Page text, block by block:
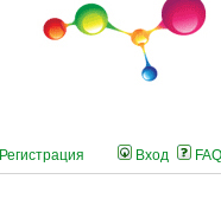
Регистрация Вход FAQ